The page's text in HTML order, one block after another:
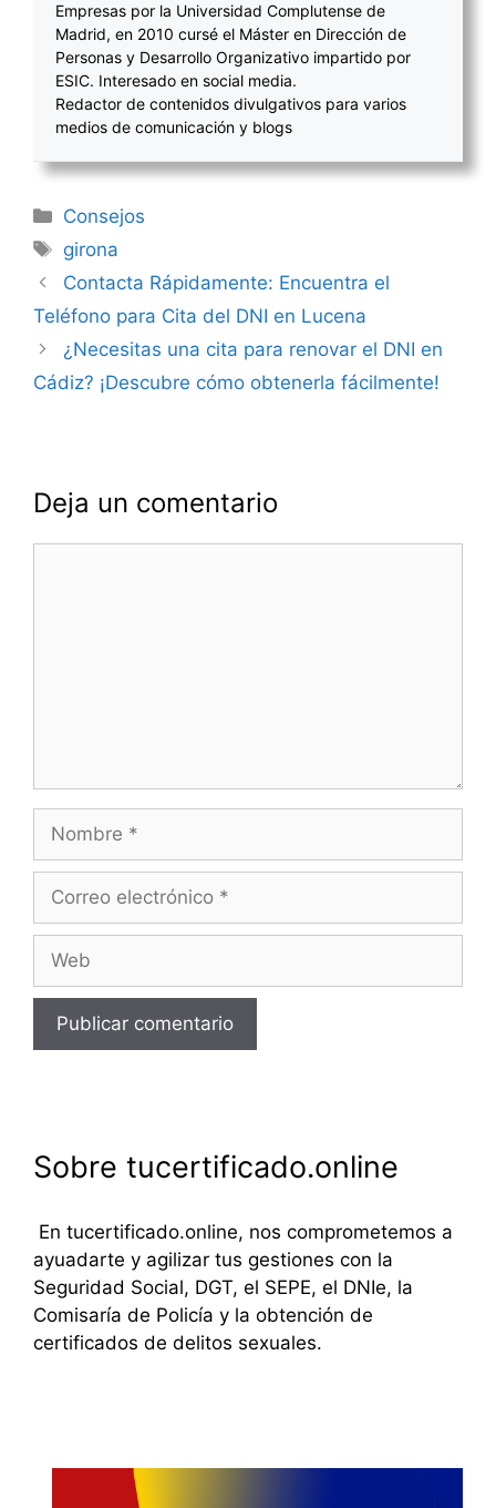
Empresas por la Universidad Complutense de
Madrid, en 2010 cursé el Máster en Dirección de
Personas y Desarrollo Organizativo impartido por
ESIC. Interesado en social media.
Redactor de contenidos divulgativos para varios
medios de comunicación y blogs
Categorías
Consejos
Etiquetas
girona
Navegación
de
Contacta Rápidamente: Encuentra el
Teléfono para Cita del DNI en Lucena
¿Necesitas una cita para renovar el DNI en
Cádiz? ¡Descubre cómo obtenerla fácilmente!
Deja un comentario
Nombre
Correo
Web
Sobre tucertificado.online
En tucertificado.online, nos comprometemos a
ayuadarte y agilizar tus gestiones con la
Seguridad Social, DGT, el SEPE, el DNIe, la
Comisaría de Policía y la obtención de
certificados de delitos sexuales.